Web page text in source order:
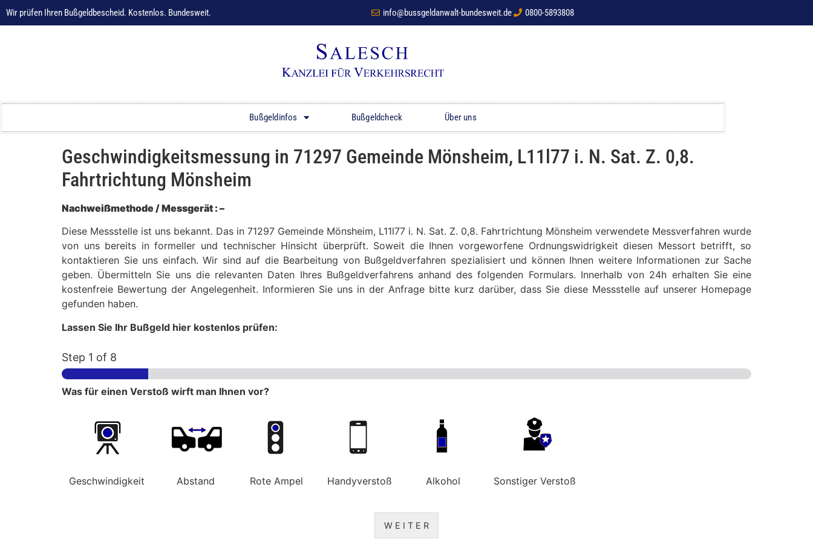
Wir prüfen Ihren Bußgeldbescheid. Kostenlos. Bundesweit. info@bussgeldanwalt-bundesweit.de 0800-5893808
Bußgeldinfos Bußgeldcheck Über uns
Geschwindigkeitsmessung in 71297 Gemeinde Mönsheim, L11l77 i. N. Sat. Z. 0,8.
Fahrtrichtung Mönsheim
Nachweißmethode / Messgerät : –
Diese Messstelle ist uns bekannt. Das in 71297 Gemeinde Mönsheim, L11l77 i. N. Sat. Z. 0,8. Fahrtrichtung Mönsheim verwendete Messverfahren wurde
von uns bereits in formeller und technischer Hinsicht überprüft. Soweit die Ihnen vorgeworfene Ordnungswidrigkeit diesen Messort betrifft, so
kontaktieren Sie uns einfach. Wir sind auf die Bearbeitung von Bußgeldverfahren spezialisiert und können Ihnen weitere Informationen zur Sache
geben. Übermitteln Sie uns die relevanten Daten Ihres Bußgeldverfahrens anhand des folgenden Formulars. Innerhalb von 24h erhalten Sie eine
kostenfreie Bewertung der Angelegenheit. Informieren Sie uns in der Anfrage bitte kurz darüber, dass Sie diese Messstelle auf unserer Homepage
gefunden haben.
Lassen Sie Ihr Bußgeld hier kostenlos prüfen:
Step 1 of 8
Was für einen Verstoß wirft man Ihnen vor?
Geschwindigkeit Abstand Rote Ampel Handyverstoß Alkohol Sonstiger Verstoß
W E I T E R